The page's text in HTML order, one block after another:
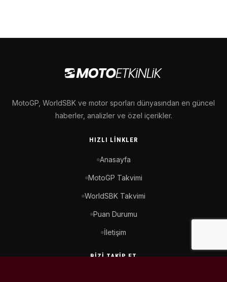
MotoGP, WorldSBK ve motor sporları dünyasından en güncel
haberler, analizler ve özel içerikler.
HIZLI LINKLER
Anasayfa
MotoGP Takvimi
WorldSBK Takvimi
Puan Durumu
İletişim
BIZI TAKIP ET